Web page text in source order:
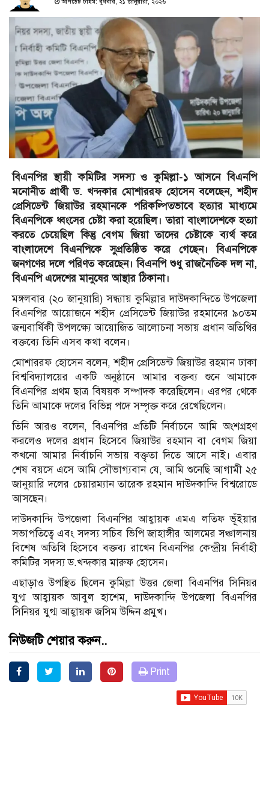
আপডেট টাইম: বুধবার, ২১ জানুয়ারী, ২০২৬
বিএনপির স্থায়ী কমিটির সদস্য ও কুমিল্লা-১ আসনে বিএনপি
মনোনীত প্রার্থী ড. খন্দকার মোশাররফ হোসেন বলেছেন, শহীদ
প্রেসিডেন্ট জিয়াউর রহমানকে পরিকল্পিতভাবে হত্যার মাধ্যমে
বিএনপিকে ধ্বংসের চেষ্টা করা হয়েছিল। তারা বাংলাদেশকে হত্যা
করতে চেয়েছিল কিন্তু বেগম জিয়া তাদের চেষ্টাকে ব্যর্থ করে
বাংলাদেশে বিএনপিকে সুপ্রতিষ্ঠিত করে গেছেন। বিএনপিকে
জনগণের দলে পরিণত করেছেন। বিএনপি শুধু রাজনৈতিক দল না,
বিএনপি এদেশের মানুষের আস্থার ঠিকানা।
মঙ্গলবার (২০ জানুয়ারি) সন্ধ্যায় কুমিল্লার দাউদকান্দিতে উপজেলা
বিএনপির আয়োজনে শহীদ প্রেসিডেন্ট জিয়াউর রহমানের ৯০তম
জন্মবার্ষিকী উপলক্ষ্যে আয়োজিত আলোচনা সভায় প্রধান অতিথির
বক্তব্যে তিনি এসব কথা বলেন।
মোশাররফ হোসেন বলেন, শহীদ প্রেসিডেন্ট জিয়াউর রহমান ঢাকা
বিশ্ববিদ্যালয়ের একটি অনুষ্ঠানে আমার বক্তব্য শুনে আমাকে
বিএনপির প্রথম ছাত্র বিষয়ক সম্পাদক করেছিলেন। এরপর থেকে
তিনি আমাকে দলের বিভিন্ন পদে সম্পৃক্ত করে রেখেছিলেন।
তিনি আরও বলেন, বিএনপির প্রতিটি নির্বাচনে আমি অংশগ্রহণ
করলেও দলের প্রধান হিসেবে জিয়াউর রহমান বা বেগম জিয়া
কখনো আমার নির্বাচনি সভায় বক্তৃতা দিতে আসে নাই। এবার
শেষ বয়সে এসে আমি সৌভাগ্যবান যে, আমি শুনেছি আগামী ২৫
জানুয়ারি দলের চেয়ারম্যান তারেক রহমান দাউদকান্দি বিশ্বরোডে
আসছেন।
দাউদকান্দি উপজেলা বিএনপির আহ্বায়ক এমএ লতিফ ভূঁইয়ার
সভাপতিত্বে এবং সদস্য সচিব ভিপি জাহাঙ্গীর আলমের সঞ্চালনায়
বিশেষ অতিথি হিসেবে বক্তব্য রাখেন বিএনপির কেন্দ্রীয় নির্বাহী
কমিটির সদস্য ড.খন্দকার মারুফ হোসেন।
এছাড়াও উপস্থিত ছিলেন কুমিল্লা উত্তর জেলা বিএনপির সিনিয়র
যুগ্ম আহ্বায়ক আবুল হাশেম, দাউদকান্দি উপজেলা বিএনপির
সিনিয়র যুগ্ম আহ্বায়ক জসিম উদ্দিন প্রমুখ।
নিউজটি শেয়ার করুন..
Print